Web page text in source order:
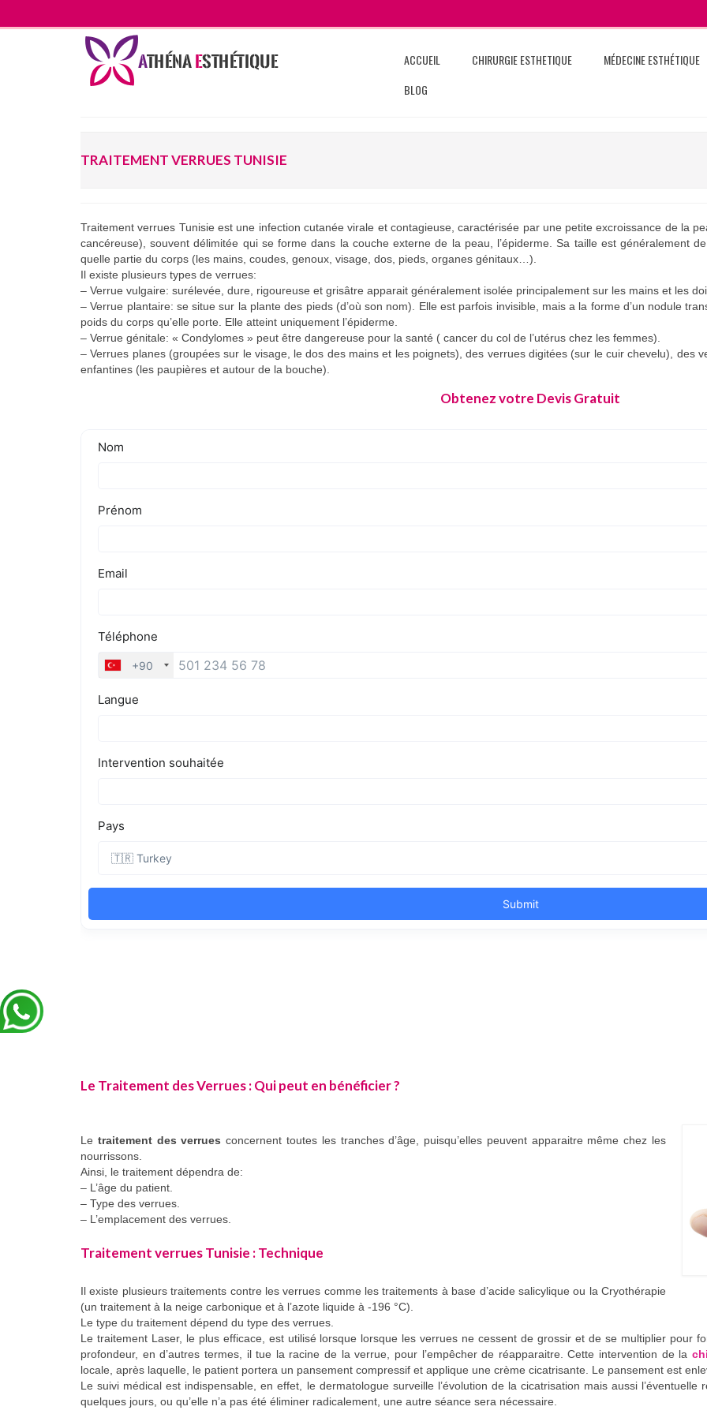
ACCUEIL CHIRURGIE ESTHETIQUE MÉDECINE ESTHÉTIQUE
BLOG
TRAITEMENT VERRUES TUNISIE
Traitement verrues Tunisie est une infection cutanée virale et contagieuse, caractérisée par une petite excroissance de la
cancéreuse), souvent délimitée qui se forme dans la couche externe de la peau, l’épiderme. Sa taille est généralement
quelle partie du corps (les mains, coudes, genoux, visage, dos, pieds, organes génitaux…).
Il existe plusieurs types de verrues:
– Verrue vulgaire: surélevée, dure, rigoureuse et grisâtre apparait généralement isolée principalement sur les mains et les
– Verrue plantaire: se situe sur la plante des pieds (d’où son nom). Elle est parfois invisible, mais a la forme d’un nodule
poids du corps qu’elle porte. Elle atteint uniquement l’épiderme.
– Verrue génitale: « Condylomes » peut être dangereuse pour la santé ( cancer du col de l’utérus chez les femmes).
– Verrues planes (groupées sur le visage, le dos des mains et les poignets), des verrues digitées (sur le cuir chevelu), des
enfantines (les paupières et autour de la bouche).
Obtenez votre Devis Gratuit
Le Traitement des Verrues : Qui peut en bénéficier ?
Le traitement des verrues concernent toutes les tranches d’âge, puisqu’elles peuvent apparaitre même chez les
nourrissons.
Ainsi, le traitement dépendra de:
– L’âge du patient.
– Type des verrues.
– L’emplacement des verrues.
Traitement verrues Tunisie : Technique
Il existe plusieurs traitements contre les verrues comme les traitements à base d’acide salicylique ou la Cryothérapie
(un traitement à la neige carbonique et à l’azote liquide à -196 °C).
Le type du traitement dépend du type des verrues.
Le traitement Laser, le plus efficace, est utilisé lorsque lorsque les verrues ne cessent de grossir et de se multiplier pour
profondeur, en d’autres termes, il tue la racine de la verrue, pour l’empêcher de réapparaitre. Cette intervention de la
locale, après laquelle, le patient portera un pansement compressif et applique une crème cicatrisante. Le pansement est
Le suivi médical est indispensable, en effet, le dermatologue surveille l’évolution de la cicatrisation mais aussi
quelques jours, ou qu’elle n’a pas été éliminer radicalement, une autre séance sera nécessaire.